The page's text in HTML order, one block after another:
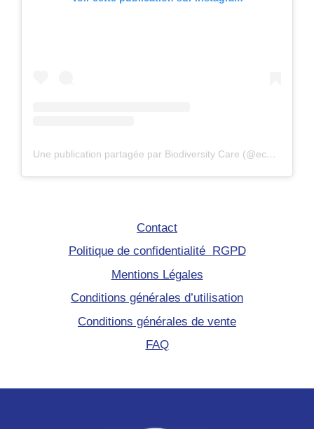
Une publication partagée par Biodiversity Care (@eco.volontaire)
Contact
Politique de confidentialité RGPD
Mentions Légales
Conditions générales d’utilisation
Conditions générales de vente
FAQ